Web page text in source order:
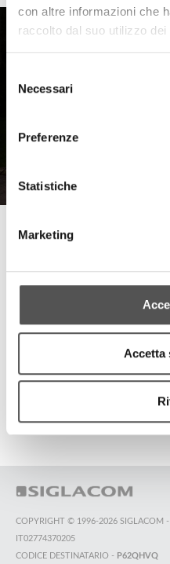
con altre informazioni che
raccolto dal suo utilizzo
delNecessari
Preferenze
Statistiche
Marketing
Accetta
TUTTI GLI
TOP RICERCHE
COPYRIGHT © 1996-2026 SIGLACOM -
IT02774370205
CODICE DESTINATARIO - P62QHVQ